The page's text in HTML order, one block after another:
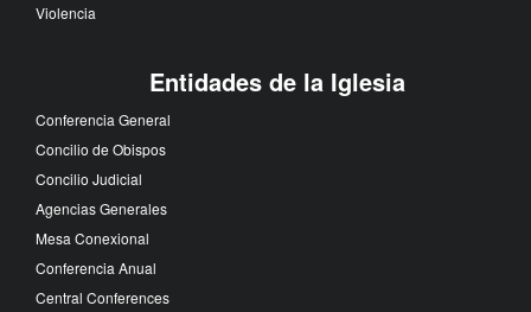
Violencia
Entidades de la Iglesia
Conferencia General
Concilio de Obispos
Concilio Judicial
Agencias Generales
Mesa Conexional
Conferencia Anual
Central Conferences